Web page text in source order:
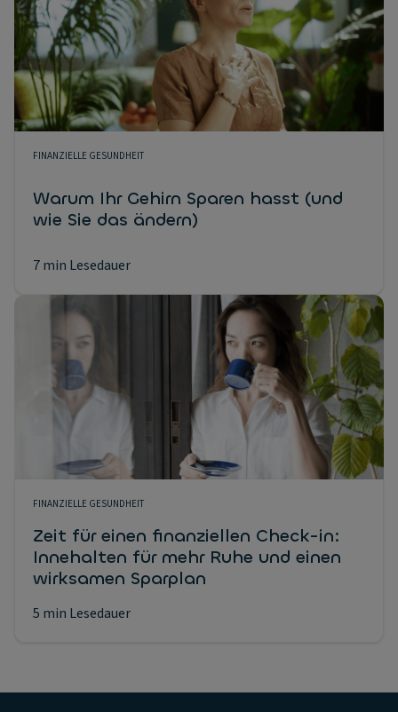
FINANZIELLE GESUNDHEIT
Warum Ihr Gehirn Sparen hasst (und
wie Sie das ändern)
7 min Lesedauer
FINANZIELLE GESUNDHEIT
Zeit für einen finanziellen Check-in:
Innehalten für mehr Ruhe und einen
wirksamen Sparplan
5 min Lesedauer